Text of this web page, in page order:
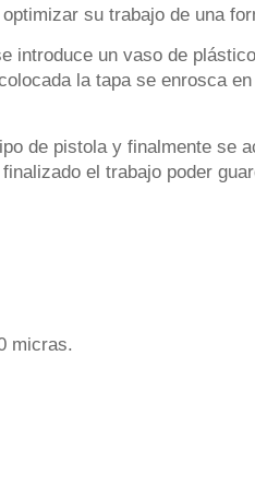
su trabajo de una
introduce un vaso de
la tapa se enrosca
de pistola y finalmente se
el trabajo poder
micras.